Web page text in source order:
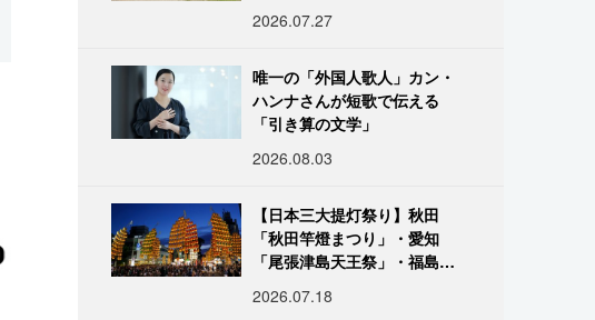
2026.07.27
唯一の「外国人歌人」カン・
ハンナさんが短歌で伝える
「引き算の文学」
2026.08.03
【日本三大提灯祭り】秋田
「秋田竿燈まつり」・愛知
「尾張津島天王祭」・福島
だしい灯火が夜空を照らす光
2026.07.18